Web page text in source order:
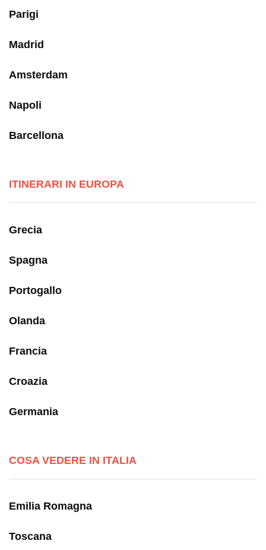
Parigi
Madrid
Amsterdam
Napoli
Barcellona
ITINERARI IN EUROPA
Grecia
Spagna
Portogallo
Olanda
Francia
Croazia
Germania
COSA VEDERE IN ITALIA
Emilia Romagna
Toscana